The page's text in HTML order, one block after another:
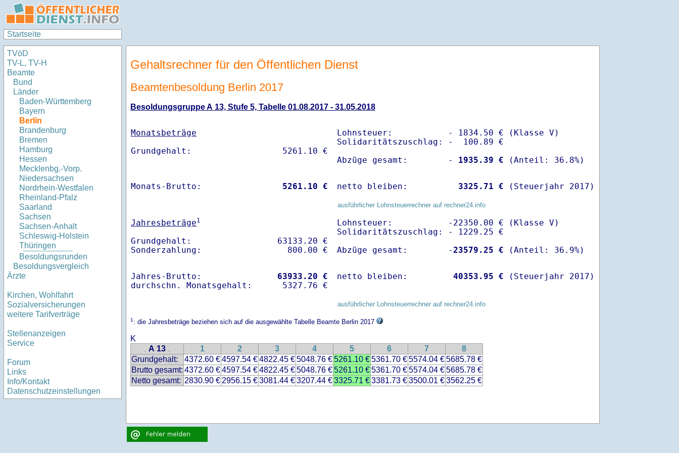
Startseite
TVöD
TV-L, TV-H
Beamte
Bund
Länder
Baden-Württemberg
Bayern
Berlin
Brandenburg
Bremen
Hamburg
Hessen
Mecklenbg.-Vorp.
Niedersachsen
Nordrhein-Westfalen
Rheinland-Pfalz
Saarland
Sachsen
Sachsen-Anhalt
Schleswig-Holstein
Thüringen
Besoldungsrunden
Besoldungsvergleich
Ärzte
Kirchen, Wohlfahrt
Sozialversicherungen
weitere Tarifverträge
Stellenanzeigen
Service
Forum
Links
Info/Kontakt
Datenschutzeinstellungen
Gehaltsrechner für den Öffentlichen Dienst
Beamtenbesoldung Berlin 2017
Besoldungsgruppe A 13, Stufe 5, Tabelle 01.08.2017 - 31.05.2018
Monatsbeträge
Lohnsteuer:           - 1834.50 € (Klasse V)
Solidaritätszuschlag: -  100.89 €
Abzüge gesamt:        -
1935.39 €
Monats-Brutto: 5261.10 € netto bleiben: 3325.71 € (Steuerjahr 2017)
ausführlicher Lohnsteuerrechner auf rechner24.info
Jahresbeträge1
Grundgehalt:                 63133.20 €
Lohnsteuer:           -22350.00 € (Klasse V)
Solidaritätszuschlag: - 1229.25 €
Abzüge gesamt:        -23579.25 €
Jahres-Brutto: 63933.20 €
netto bleiben: 40353.95 € (Steuerjahr 2017)
ausführlicher Lohnsteuerrechner auf rechner24.info
1: die Jahresbeträge beziehen sich auf die ausgewählte Tabelle Beamte Berlin 2017
K
.. A 13 .. 1 2 3 4 5 6 7
8
Grundgehalt:
4372.60 €4597.54 €4822.45 €5048.76 €5261.10 €5361.70 €5574.04 €5685.78 €
Brutto gesamt: 4372.60 €4597.54 €4822.45 €5048.76 €5261.10 €5361.70 €5574.04 €5685.78 €
Netto gesamt: 2830.90 € 2956.15 €3081.44 €3207.44 €3325.71 €3381.73 €3500.01 €3562.25 €